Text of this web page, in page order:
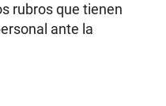
rubros que tienen
ante la